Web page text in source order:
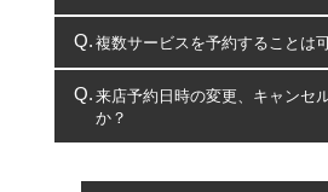
コクピット・タイヤ館のみとな
複数サービスを予約することは
複数サービスのご予約は可能で
一部の商品・サービスの組み合わせ
出来ないものもございます。
来店予約日時の変更、キャンセ
か？